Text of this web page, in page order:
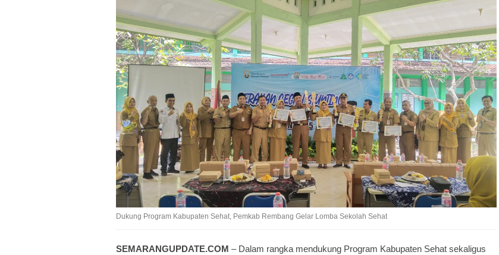
Dukung Program Kabupaten Sehat, Pemkab Rembang Gelar Lomba Sekolah Sehat
SEMARANGUPDATE.COM – Dalam rangka mendukung Program Kabupaten Sehat sekaligus